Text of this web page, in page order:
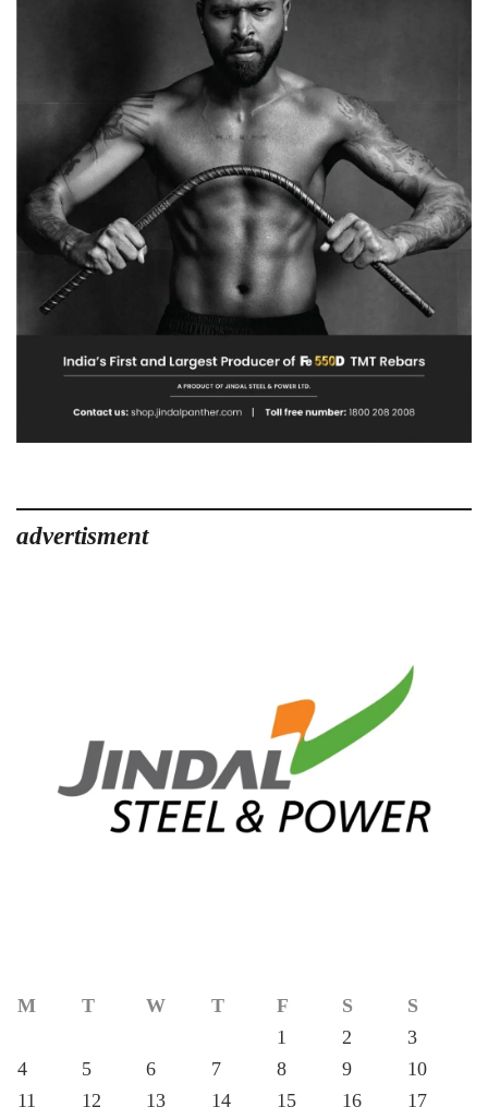
advertisment
M T W T F S
S
1
2
3
4
5 6 7 8 9
10
11
12 13 14 15 16
17